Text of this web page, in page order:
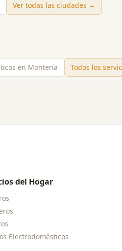
Ver todas las ciudades →
en Montería Todos los
del Hogar
Electrodomésticos